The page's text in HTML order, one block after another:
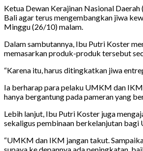
Ketua Dewan Kerajinan Nasional
Bali agar terus mengembangkan jiwa
Minggu (26/10) malam.
Dalam sambutannya, Ibu Putri Koster
memasarkan produk-produk tersebut
“Karena itu, harus ditingkatkan jiwa
Ia berharap para pelaku UMKM dan
hanya bergantung pada pameran yang
Lebih lanjut, Ibu Putri Koster juga
sekaligus pembinaan berkelanjutan
“UMKM dan IKM jangan takut.